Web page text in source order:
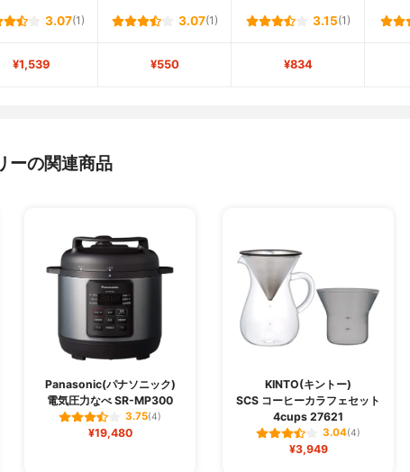
3.07(1) 3.07(1) 3.15(1)
¥1,539 ¥550 ¥834
ーの関連商品
Panasonic(パナソニック)
電気圧力なべ SR-MP300
3.75(4)
¥19,480
KINTO(キントー)
SCS コーヒーカラフェセット
4cups 27621
3.04(4)
¥3,949